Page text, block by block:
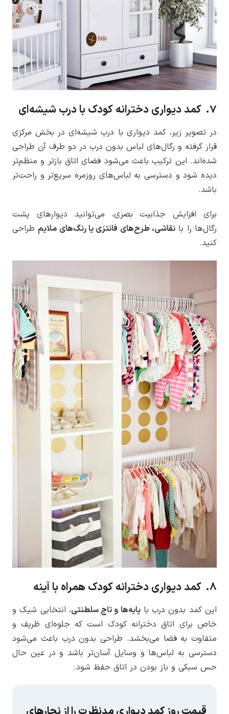
7. کمد دیواری دخترانه کودک با درب شیشه‌ای
در تصویر زیر، کمد دیواری با درب شیشه‌ای در بخش مرکزی
قرار گرفته و رگال‌های لباس بدون درب در دو طرف آن طراحی
شده‌اند. این ترکیب باعث می‌شود فضای اتاق بازتر و منظم‌تر
دیده شود و دسترسی به لباس‌های روزمره سریع‌تر و راحت‌تر
باشد.
برای افزایش جذابیت بصری، می‌توانید دیوارهای پشت
رگال‌ها را با نقاشی، طرح‌های فانتزی یا رنگ‌های ملایم طراحی
کنید.
8. کمد دیواری دخترانه کودک همراه با آینه
این کمد بدون درب باپایه‌ها و تاج سلطنتی، انتخابی شیک و
خاص برای اتاق دخترانه کودک است که جلوه‌ای ظریف و
متفاوت به فضا می‌بخشد. طراحی بدون درب باعث می‌شود
دسترسی به لباس‌ها و وسایل آسان‌تر باشد و در عین حال
حس سبکی و باز بودن در اتاق حفظ شود.